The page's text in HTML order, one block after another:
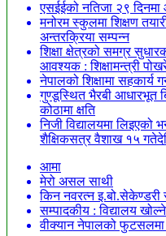
एसईईको नतिजा २९ दिनमा
मनोरम स्कुलमा शिक्षण
अन्तरक्रिया सम्पन्न
शिक्षा क्षेत्रको समग्र
आवश्यक : शिक्षामन्त्री
नेपालको शिक्षामा सहकार्य
गुण्डूस्थित भैरबी आधारभूत
कोठामा क्षति
निजी विद्यालयमा लिइएको
शैक्षिकसत्र वैशाख १५
आमा
मेरो असल साथी
किन नवरत्न इ.बो.सेकेण्डरी
सम्पादकीय : विद्यालय
वीक्यान नेपालको फुटसलमा